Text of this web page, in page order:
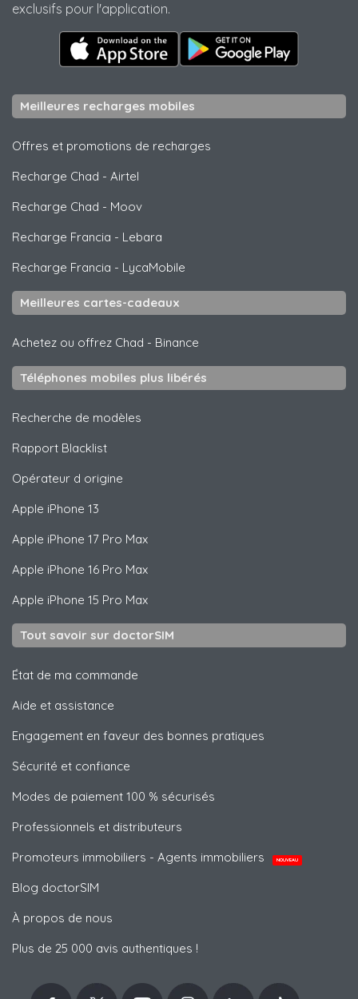
exclusifs pour l'application.
Meilleures recharges mobiles
Offres et promotions de recharges
Recharge Chad - Airtel
Recharge Chad - Moov
Recharge Francia - Lebara
Recharge Francia - LycaMobile
Meilleures cartes-cadeaux
Achetez ou offrez Chad - Binance
Téléphones mobiles plus libérés
Recherche de modèles
Rapport Blacklist
Opérateur d origine
Apple iPhone 13
Apple iPhone 17 Pro Max
Apple iPhone 16 Pro Max
Apple iPhone 15 Pro Max
Tout savoir sur doctorSIM
État de ma commande
Aide et assistance
Engagement en faveur des bonnes pratiques
Sécurité et confiance
Modes de paiement 100 % sécurisés
Professionnels et distributeurs
Promoteurs immobiliers - Agents immobiliers
NOUVEAU
Blog doctorSIM
À propos de nous
Plus de 25 000 avis authentiques !